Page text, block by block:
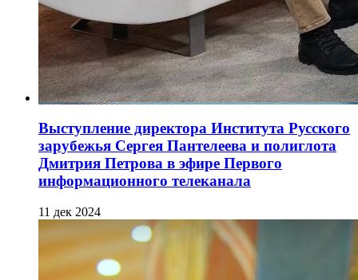
Выступление директора Института Русского
зарубежья Сергея Пантелеева и полиглота
Дмитрия Петрова в эфире Первого
информационного телеканала
11 дек 2024